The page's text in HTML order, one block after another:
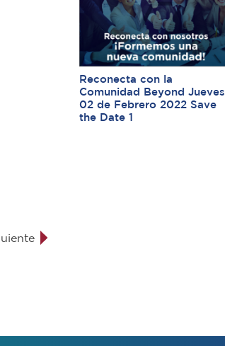
Reconecta con la
Comunidad Beyond Jueves
02 de Febrero 2022 Save
the Date 1